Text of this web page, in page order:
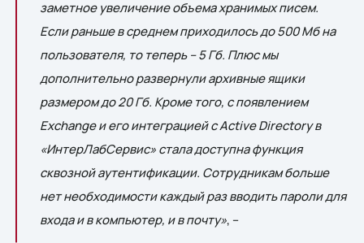
заметное увеличение объема хранимых писем.
Если раньше в среднем приходилось до 500 Мб на
пользователя, то теперь – 5 Гб. Плюс мы
дополнительно развернули архивные ящики
размером до 20 Гб. Кроме того, с появлением
Exchange и его интеграцией с Active Directory в
«ИнтерЛабСервис» стала доступна функция
сквозной аутентификации. Сотрудникам больше
нет необходимости каждый раз вводить пароли для
входа и в компьютер, и в почту», –